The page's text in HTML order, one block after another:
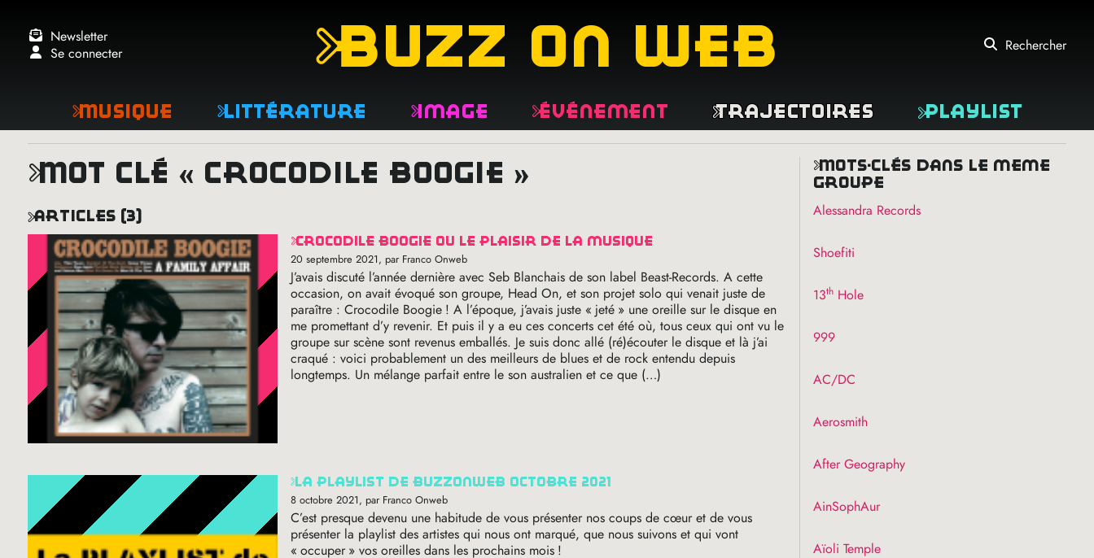
Newsletter
Se connecter
buzz on web Rechercher
Musique Littérature Image Événement Trajectoires Playlist
mot clé « crocodile boogie »
articles (3)
crocodile boogie ou le plaisir de la musique
20 septembre 2021, par Franco Onweb
J’avais discuté l’année dernière avec Seb Blanchais de son label Beast-Records. A cette
occasion, on avait évoqué son groupe, Head On, et son projet solo qui venait juste de
paraître : Crocodile Boogie ! A l’époque, j’avais juste « jeté » une oreille sur le disque en
me promettant d’y revenir. Et puis il y a eu ces concerts cet été où, tous ceux qui ont vu le
groupe sur scène sont revenus emballés. Je suis donc allé (ré)écouter le disque et là j’ai
craqué : voici probablement un des meilleurs de blues et de rock entendu depuis
longtemps. Un mélange parfait entre le son australien et ce que (…)
la playlist de buzzonweb octobre 2021
8 octobre 2021, par Franco Onweb
C’est presque devenu une habitude de vous présenter nos coups de cœur et de vous
présenter la playlist des artistes qui nous ont marqué, que nous suivons et qui vont
« occuper » vos oreilles dans les prochains mois !
mots-clés dans le même
groupe
Alessandra Records
Shoefiti
13th Hole
999
AC/DC
Aerosmith
After Geography
AinSophAur
Aïoli Temple